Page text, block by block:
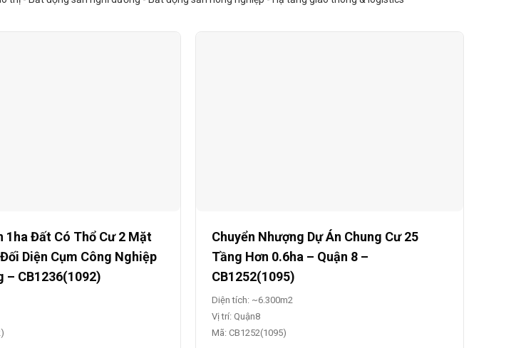
1ha Đất Có Thổ Cư 2 Mặt
Diện Cụm Công Nghiệp
– CB1236(1092)
Chuyển Nhượng Dự Án Chung Cư 25
Tầng Hơn 0.6ha – Quận 8 –
CB1252(1095)
Diện tích: ~6.300m2
Vị trí: Quận8
Mã: CB1252(1095)